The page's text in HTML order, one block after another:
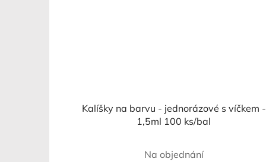
Kalíšky na barvu - jednorázové s víčkem -
1,5ml 100 ks/bal
Na objednání